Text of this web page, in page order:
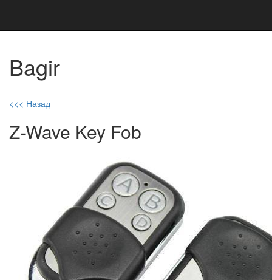
Bagir
<<< Назад
Z-Wave Key Fob